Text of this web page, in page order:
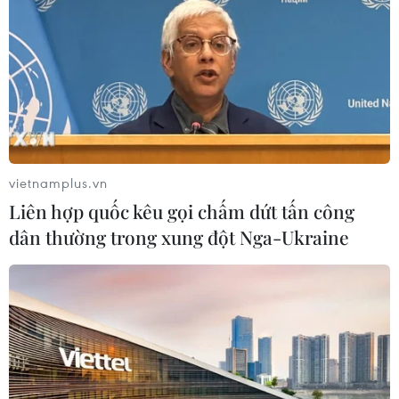
Cùng với đó, Việt Nam cần có lộ trình giảm thải
nhà kính bằng các biện pháp loại bỏ dần nhiệt
điện than. Nếu Việt Nam dừng phát triển điện
than vào năm 2025, thay thế bằng các dạng
năng lượng tái tạo và tăng công suất lên lưới
bằng các nguồn lưu trữ thì có thể giảm phát thải
tới 80%.
Với kịch bản thực hiện theo Quy hoạch điện VIII
đang được dự thảo, Việt Nam có thể giảm phát
thải 40% vào năm 2040. Ngoài ra Việt Nam cần
xây dựng phát triển chuỗi điện khí, gồm khung
pháp lý và cơ chế giá, tiêu chuẩn kỹ thuật an
toàn để thay dần cho điện than...
[Bộ Công Thương chính thức trình Chính phủ
Đề án quy hoạch điện VIII]
vietnamplus.vn
Liên hợp quốc kêu gọi chấm dứt tấn công
dân thường trong xung đột Nga-Ukraine